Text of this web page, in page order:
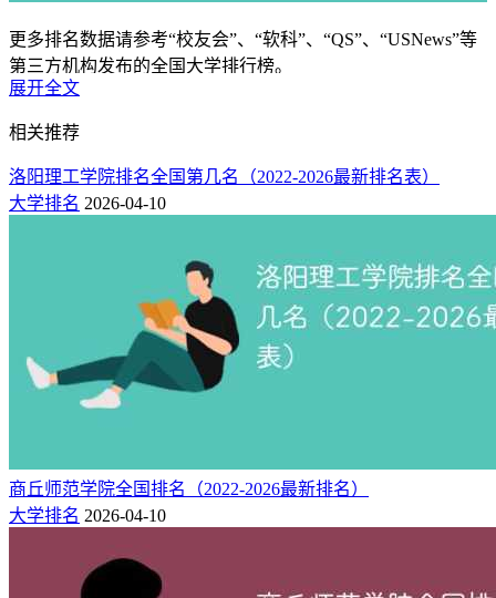
更多排名数据请参考“校友会”、“软科”、“QS”、“USNews”等
第三方机构发布的全国大学排行榜。
按艾瑞深中国校友会大学排行榜看，东北财经大学2024年、
院校 所在地
类
型
办学层次
2026 89
东北财经
大学
辽宁 大
连市
财
世界知名大学、中国高水
东北财经
2024 95
东北财经
大学
辽宁 大
连市
财
经
世界知名大学、中国高水
平大学
东北财经
大学
辽宁 大
财
世界知名大学、中国高水
东北财经
财
世界知名大学、中国高水
展开全文
相关推荐
洛阳理工学院排名全国第几名（2022-2026最新排名表）
大学排名 2026-04-10
商丘师范学院全国排名（2022-2026最新排名）
大学排名 2026-04-10